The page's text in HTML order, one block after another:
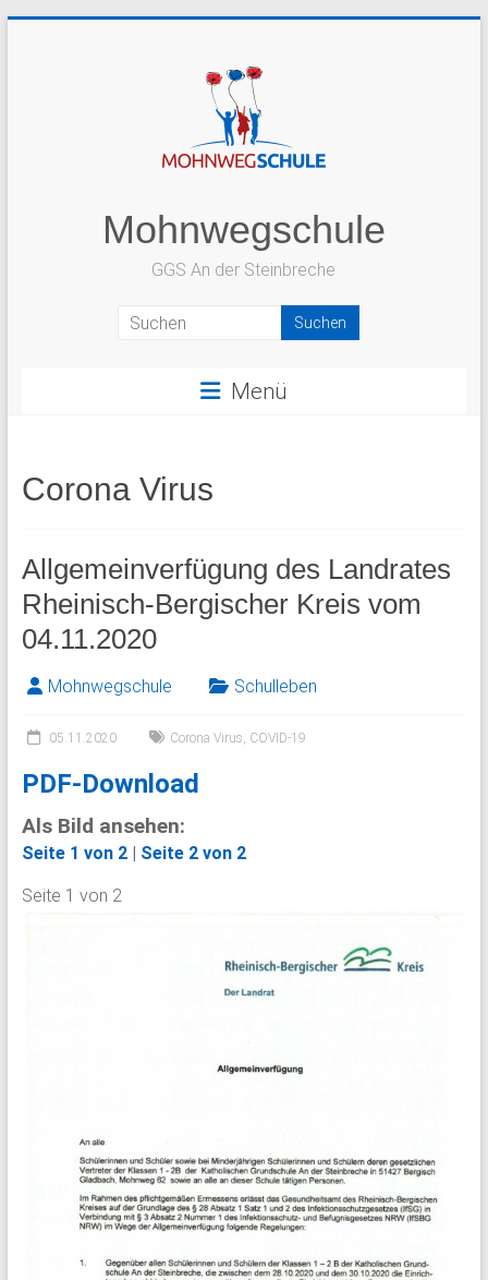
Mohnwegschule
GGS An der Steinbreche
Menü
Corona Virus
Allgemeinverfügung des Landrates
Rheinisch-Bergischer Kreis vom
04.11.2020
Mohnwegschule Schulleben
05.11.2020 Corona Virus, COVID-19
PDF-Download
Als Bild ansehen:
Seite 1 von 2| Seite 2 von 2
Seite 1 von 2